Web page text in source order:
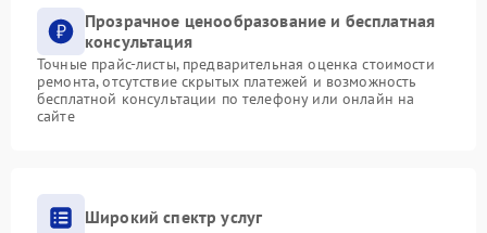
Прозрачное ценообразование и бесплатная
консультация
Точные прайс-листы, предварительная оценка стоимости
ремонта, отсутствие скрытых платежей и возможность
бесплатной консультации по телефону или онлайн на
сайте
Широкий спектр услуг